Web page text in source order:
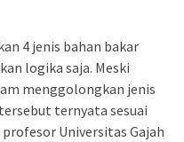
4 jenis bahan bakar
logika saja. Meski
menggolongkan jenis
ternyata sesuai
Universitas Gajah